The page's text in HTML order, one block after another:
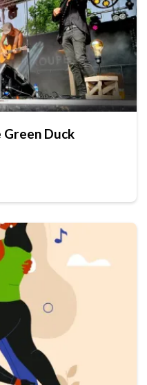
Green Duck